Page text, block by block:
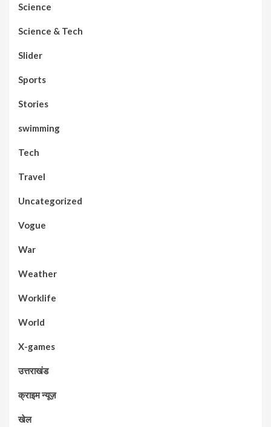
Science
Science & Tech
Slider
Sports
Stories
swimming
Tech
Travel
Uncategorized
Vogue
War
Weather
Worklife
World
X-games
उत्तराखंड
क्राइम न्यूज़
खेल